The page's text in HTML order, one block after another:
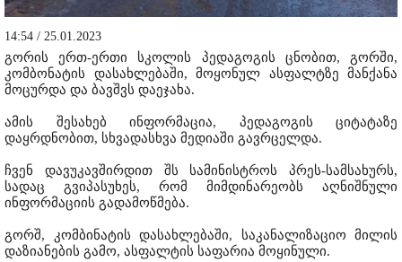
14:54 / 25.01.2023
გორის ერთ-ერთი სკოლის პედაგოგის ცნობით, გორში,
კომბონატის დასახლებაში, მოყონულ ასფალტზე მანქანა
მოცურდა და ბავშვს დაეჯახა.
ამის შესახებ ინფორმაცია, პედაგოგის ციტატაზე
დაყრდნობით, სხვადასხვა მედიაში გავრცელდა.
ჩვენ დავუკავშირდით შს სამინისტროს პრეს-სამსახურს,
სადაც გვიპასუხეს, რომ მიმდინარეობს აღნიშნული
ინფორმაციის გადამოწმება.
გორშ, კომბინატის დასახლებაში, საკანალიზაციო მილის
დაზიანების გამო, ასფალტის საფარია მოყინული.